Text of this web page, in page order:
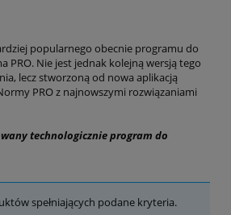
popularnego obecnie programu do
PRO. Nie jest jednak kolejną wersją tego
lecz stworzoną od nowa aplikacją
PRO z najnowszymi rozwiązaniami
technologicznie program do
spełniających podane kryteria.